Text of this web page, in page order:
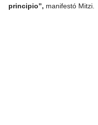
principio”, manifestó Mitzi.